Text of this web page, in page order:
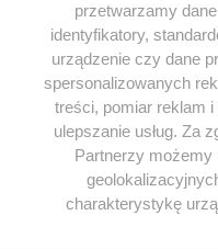
NAZWA*
E-MAIL*
przetwarzamy
identyfikatory,
urządzenie czy dane
spersonalizowanych
treści, pomiar reklam
ulepszanie usług. Za
Partnerzy możemy
charakterystykę